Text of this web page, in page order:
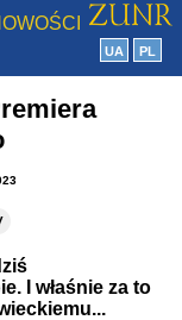
UA PL
I właśnie za to